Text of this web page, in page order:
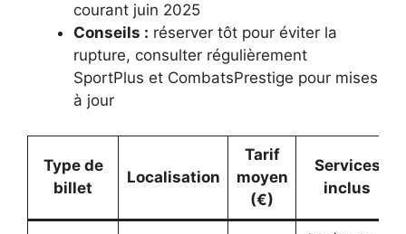
courant juin 2025
Conseils : réserver tôt pour éviter la
rupture, consulter régulièrement
SportPlus et CombatsPrestige pour mises
à jour
Type de
billet
Localisation
Tarif
moyen
(€)
Services
inclus